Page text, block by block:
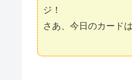
ジ！
さあ、今日のカード